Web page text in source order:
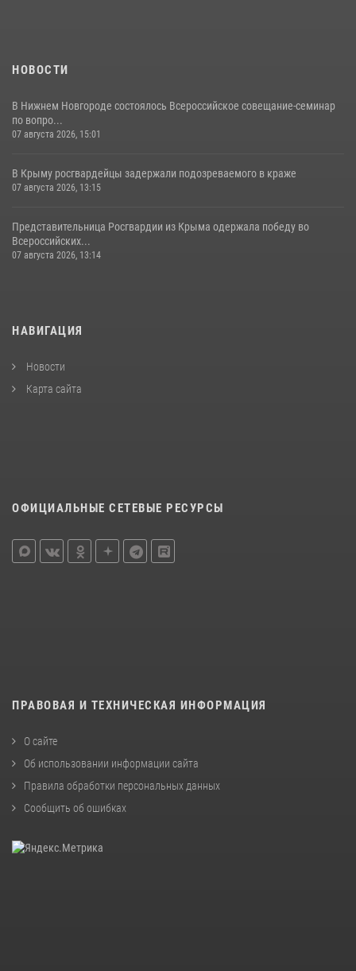
НОВОСТИ
В Нижнем Новгороде состоялось Всероссийское совещание-семинар
по вопро...
07 августа 2026, 15:01
В Крыму росгвардейцы задержали подозреваемого в краже
07 августа 2026, 13:15
Представительница Росгвардии из Крыма одержала победу во
Всероссийских...
07 августа 2026, 13:14
НАВИГАЦИЯ
Новости
Карта сайта
ОФИЦИАЛЬНЫЕ СЕТЕВЫЕ РЕСУРСЫ
ПРАВОВАЯ И ТЕХНИЧЕСКАЯ ИНФОРМАЦИЯ
О сайте
Об использовании информации сайта
Правила обработки персональных данных
Сообщить об ошибках